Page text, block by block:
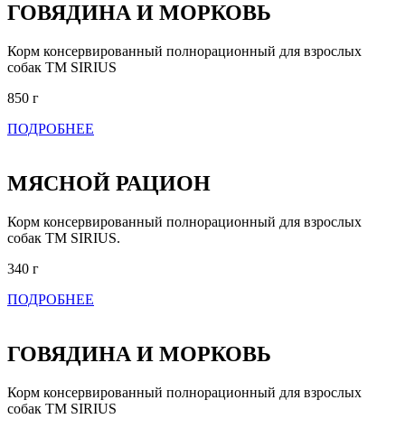
ГОВЯДИНА И МОРКОВЬ
Корм консервированный полнорационный для взрослых
собак ТМ SIRIUS
850 г
ПОДРОБНЕЕ
МЯСНОЙ РАЦИОН
Корм консервированный полнорационный для взрослых
собак ТМ SIRIUS.
340 г
ПОДРОБНЕЕ
ГОВЯДИНА И МОРКОВЬ
Корм консервированный полнорационный для взрослых
собак ТМ SIRIUS